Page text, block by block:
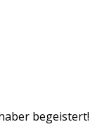
begeistert!